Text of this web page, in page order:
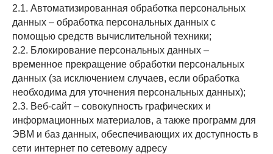
2.1. Автоматизированная обработка персональных
данных – обработка персональных данных с
помощью средств вычислительной техники;
2.2. Блокирование персональных данных –
временное прекращение обработки персональных
данных (за исключением случаев, если обработка
необходима для уточнения персональных данных);
2.3. Веб-сайт – совокупность графических и
информационных материалов, а также программ для
ЭВМ и баз данных, обеспечивающих их доступность в
сети интернет по сетевому адресу